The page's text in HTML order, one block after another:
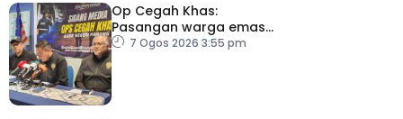
Op Cegah Khas:
Pasangan warga emas
antara 1,209 individu
7 Ogos 2026 3:55 pm